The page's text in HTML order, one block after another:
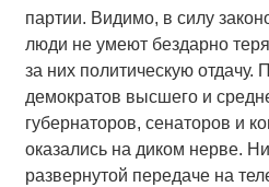
партии. Видимо, в силу
люди не умеют бездарно
за них политическую
демократов высшего и
губернаторов, сенаторов и
оказались на диком нерве.
развернутой передаче на